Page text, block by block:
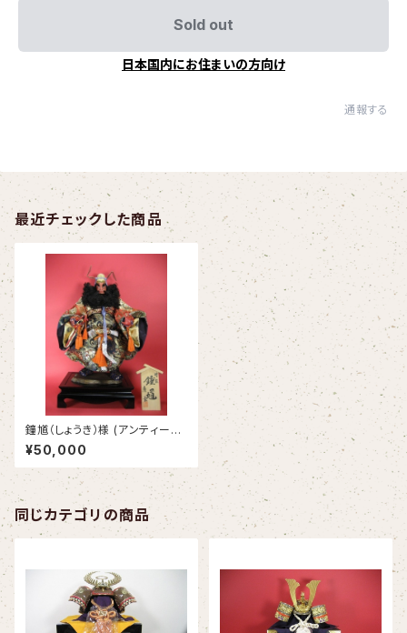
Sold out
日本国内にお住まいの方向け
通報する
最近チェックした商品
鐘馗（しょうき）様 (アンティー
ク）※完売※
¥50,000
同じカテゴリの商品